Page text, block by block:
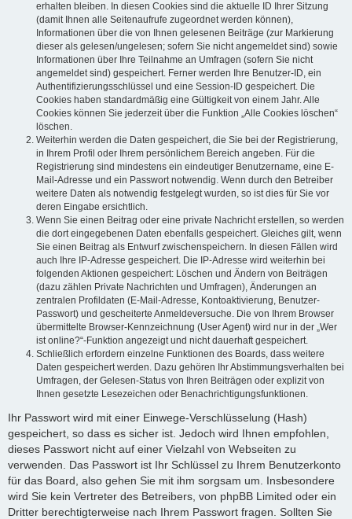
erhalten bleiben. In diesen Cookies sind die aktuelle ID Ihrer Sitzung
(damit Ihnen alle Seitenaufrufe zugeordnet werden können),
Informationen über die von Ihnen gelesenen Beiträge (zur Markierung
dieser als gelesen/ungelesen; sofern Sie nicht angemeldet sind) sowie
Informationen über Ihre Teilnahme an Umfragen (sofern Sie nicht
angemeldet sind) gespeichert. Ferner werden Ihre Benutzer-ID, ein
Authentifizierungsschlüssel und eine Session-ID gespeichert. Die
Cookies haben standardmäßig eine Gültigkeit von einem Jahr. Alle
Cookies können Sie jederzeit über die Funktion „Alle Cookies löschen“
löschen.
Weiterhin werden die Daten gespeichert, die Sie bei der Registrierung,
in Ihrem Profil oder Ihrem persönlichem Bereich angeben. Für die
Registrierung sind mindestens ein eindeutiger Benutzername, eine E-
Mail-Adresse und ein Passwort notwendig. Wenn durch den Betreiber
weitere Daten als notwendig festgelegt wurden, so ist dies für Sie vor
deren Eingabe ersichtlich.
Wenn Sie einen Beitrag oder eine private Nachricht erstellen, so werden
die dort eingegebenen Daten ebenfalls gespeichert. Gleiches gilt, wenn
Sie einen Beitrag als Entwurf zwischenspeichern. In diesen Fällen wird
auch Ihre IP-Adresse gespeichert. Die IP-Adresse wird weiterhin bei
folgenden Aktionen gespeichert: Löschen und Ändern von Beiträgen
(dazu zählen Private Nachrichten und Umfragen), Änderungen an
zentralen Profildaten (E-Mail-Adresse, Kontoaktivierung, Benutzer-
Passwort) und gescheiterte Anmeldeversuche. Die von Ihrem Browser
übermittelte Browser-Kennzeichnung (User Agent) wird nur in der „Wer
ist online?“-Funktion angezeigt und nicht dauerhaft gespeichert.
Schließlich erfordern einzelne Funktionen des Boards, dass weitere
Daten gespeichert werden. Dazu gehören Ihr Abstimmungsverhalten bei
Umfragen, der Gelesen-Status von Ihren Beiträgen oder explizit von
Ihnen gesetzte Lesezeichen oder Benachrichtigungsfunktionen.
Ihr Passwort wird mit einer Einwege-Verschlüsselung (Hash)
gespeichert, so dass es sicher ist. Jedoch wird Ihnen empfohlen,
dieses Passwort nicht auf einer Vielzahl von Webseiten zu
verwenden. Das Passwort ist Ihr Schlüssel zu Ihrem Benutzerkonto
für das Board, also gehen Sie mit ihm sorgsam um. Insbesondere
wird Sie kein Vertreter des Betreibers, von phpBB Limited oder ein
Dritter berechtigterweise nach Ihrem Passwort fragen. Sollten Sie